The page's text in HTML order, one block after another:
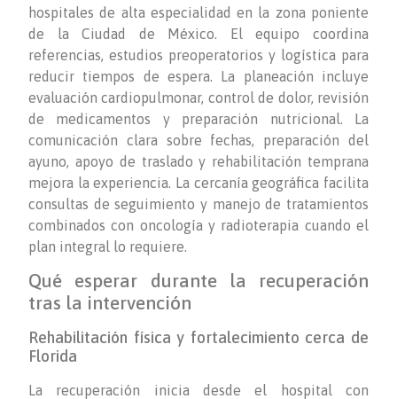
hospitales de alta especialidad en la zona poniente
de la Ciudad de México. El equipo coordina
referencias, estudios preoperatorios y logística para
reducir tiempos de espera. La planeación incluye
evaluación cardiopulmonar, control de dolor, revisión
de medicamentos y preparación nutricional. La
comunicación clara sobre fechas, preparación del
ayuno, apoyo de traslado y rehabilitación temprana
mejora la experiencia. La cercanía geográfica facilita
consultas de seguimiento y manejo de tratamientos
combinados con oncología y radioterapia cuando el
plan integral lo requiere.
Qué esperar durante la recuperación
tras la intervención
Rehabilitación física y fortalecimiento cerca de
Florida
La recuperación inicia desde el hospital con